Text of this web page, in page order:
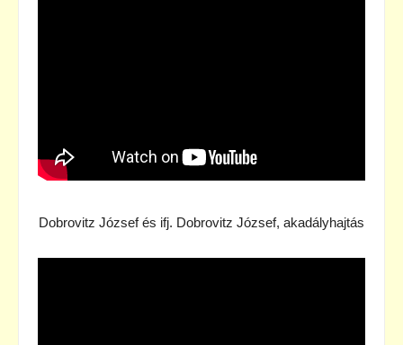
Dobrovitz József és ifj. Dobrovitz József, akadályhajtás